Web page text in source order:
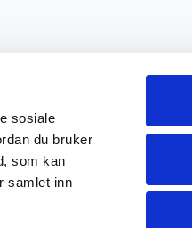
sosiale
du bruker
som kan
samlet inn